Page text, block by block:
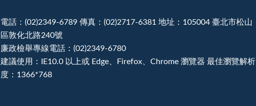
電話：(02)2349-6789 傳真：(02)2717-6381 地址：105004 臺北市松山
區敦化北路240號
廉政檢舉專線電話：(02)2349-6780
建議使用：IE10.0 以上或 Edge、Firefox、Chrome 瀏覽器 最佳瀏覽解析
度：1366*768